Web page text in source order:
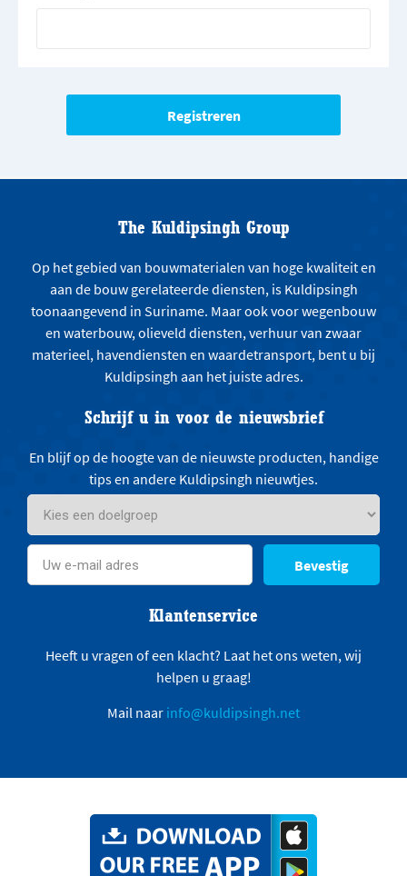
The Kuldipsingh Group
Op het gebied van bouwmaterialen van hoge kwaliteit en
aan de bouw gerelateerde diensten, is Kuldipsingh
toonaangevend in Suriname. Maar ook voor wegenbouw
en waterbouw, olieveld diensten, verhuur van zwaar
materieel, havendiensten en waardetransport, bent u bij
Kuldipsingh aan het juiste adres.
Schrijf u in voor de nieuwsbrief
En blijf op de hoogte van de nieuwste producten, handige
tips en andere Kuldipsingh nieuwtjes.
Bevestig
Klantenservice
Heeft u vragen of een klacht? Laat het ons weten, wij
helpen u graag!
Mail naar info@kuldipsingh.net